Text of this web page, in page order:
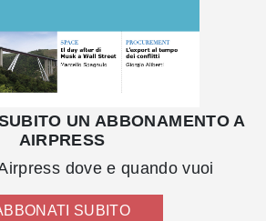
UN ABBONAMENTO A
AIRPRESS
dove e quando vuoi
SUBITO